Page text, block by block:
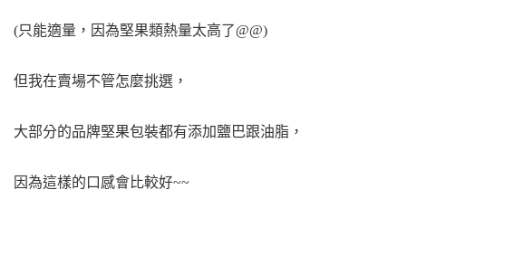
(只能適量，因為堅果類熱量太高了@@)
但我在賣場不管怎麼挑選，
大部分的品牌堅果包裝都有添加鹽巴跟油脂，
因為這樣的口感會比較好~~